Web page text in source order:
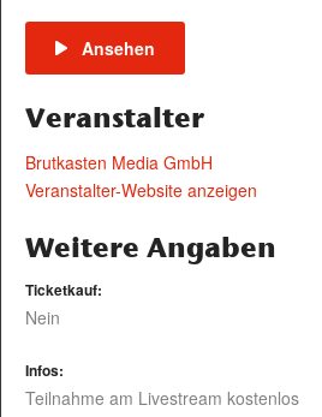
Ansehen
Veranstalter
Brutkasten Media GmbH
Veranstalter-Website anzeigen
Weitere Angaben
Ticketkauf:
Nein
Infos:
Teilnahme am Livestream kostenlos